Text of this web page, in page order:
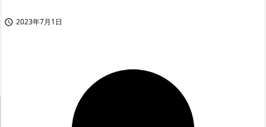
 2023年7月1日